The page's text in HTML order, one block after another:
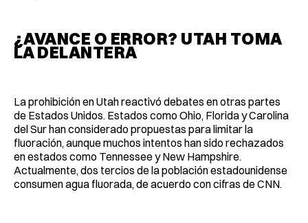
¿AVANCE O ERROR? UTAH TOMA
LA DELANTERA
La prohibición en Utah reactivó debates en otras partes
de Estados Unidos. Estados como Ohio, Florida y Carolina
del Sur han considerado propuestas para limitar la
fluoración, aunque muchos intentos han sido rechazados
en estados como Tennessee y New Hampshire.
Actualmente, dos tercios de la población estadounidense
consumen agua fluorada, de acuerdo con cifras de CNN.